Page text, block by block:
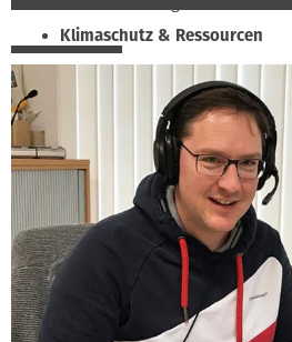
Klimaschutz & Ressourcen
Normen & Fachregeln
Prävention & Arbeitsschutz
Recht & Wirtschaft
Soziales & Tarifpolitik
Verband & Innungen
Interviews
Innung